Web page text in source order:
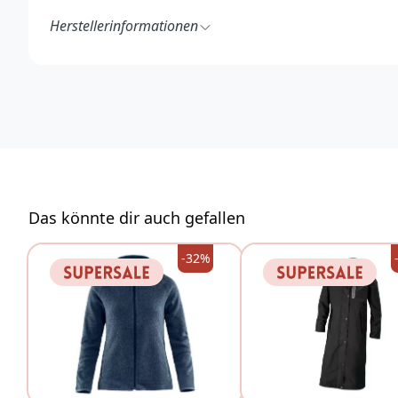
Herstellerinformationen
Das könnte dir auch gefallen
-32%